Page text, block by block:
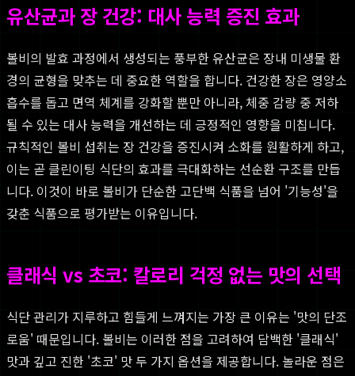
유산균과 장 건강: 대사 능력 증진 효과
볼비의 발효 과정에서 생성되는 풍부한 유산균은 장내 미생물 환
경의 균형을 맞추는 데 중요한 역할을 합니다. 건강한 장은 영양소
흡수를 돕고 면역 체계를 강화할 뿐만 아니라, 체중 감량 중 저하
될 수 있는 대사 능력을 개선하는 데 긍정적인 영향을 미칩니다.
규칙적인 볼비 섭취는 장 건강을 증진시켜 소화를 원활하게 하고,
이는 곧 클린이팅 식단의 효과를 극대화하는 선순환 구조를 만듭
니다. 이것이 바로 볼비가 단순한 고단백 식품을 넘어 '기능성'을
갖춘 식품으로 평가받는 이유입니다.
클래식 vs 초코: 칼로리 걱정 없는 맛의 선택
식단 관리가 지루하고 힘들게 느껴지는 가장 큰 이유는 '맛의 단조
로움' 때문입니다. 볼비는 이러한 점을 고려하여 담백한 '클래식'
맛과 깊고 진한 '초코' 맛 두 가지 옵션을 제공합니다. 놀라운 점은